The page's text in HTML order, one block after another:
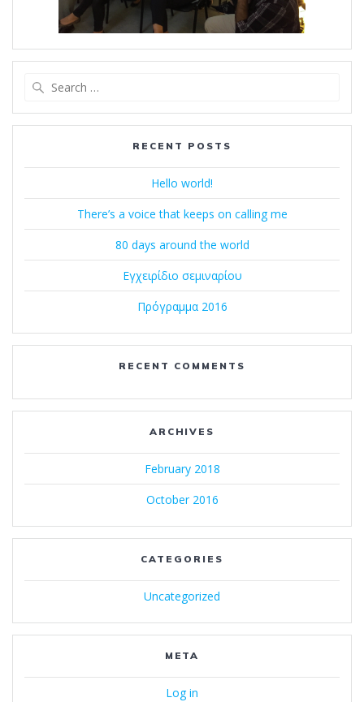
RECENT POSTS
Hello world!
There’s a voice that keeps on calling me
80 days around the world
Εγχειρίδιο σεμιναρίου
Πρόγραμμα 2016
RECENT COMMENTS
ARCHIVES
February 2018
October 2016
CATEGORIES
Uncategorized
META
Log in